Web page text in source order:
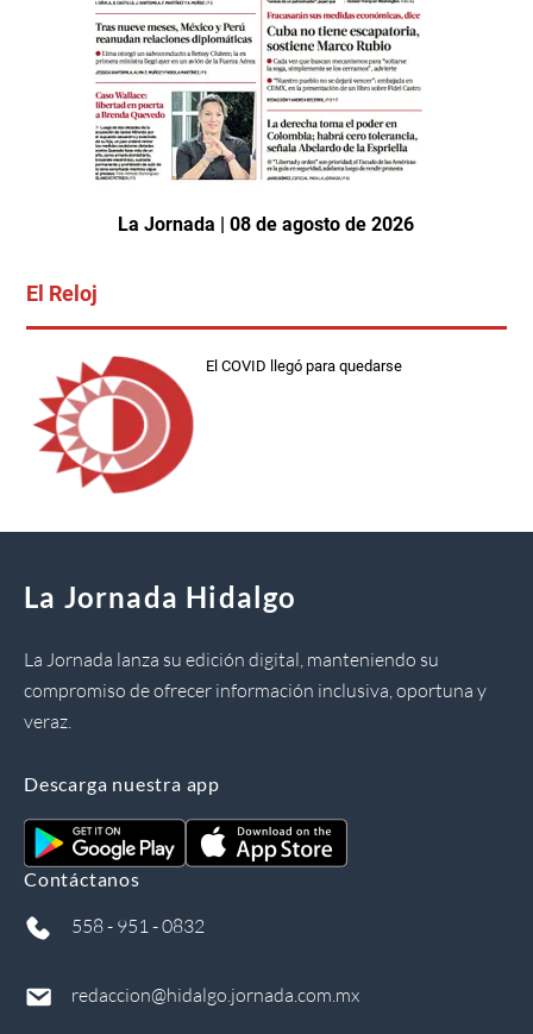
La Jornada | 08 de agosto de 2026
El Reloj
El COVID llegó para quedarse
La Jornada Hidalgo
La Jornada lanza su edición digital, manteniendo su
compromiso de ofrecer información inclusiva, oportuna y
veraz.
Descarga nuestra app
Contáctanos
558 - 951 - 0832
redaccion@hidalgo.jornada.com.mx